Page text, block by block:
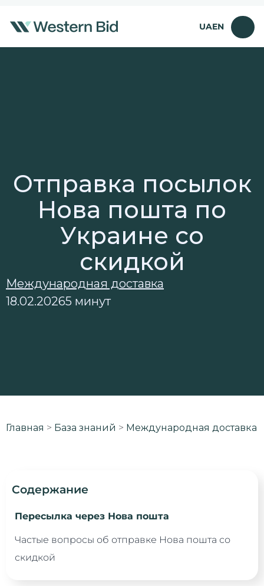
UAEN
Отправка посылок
Нова пошта по
Украине со
скидкой
Международная доставка
18.02.20265 минут
Главная > База знаний > Международная доставка
Содержание
Пересылка через Нова пошта
Частые вопросы об отправке Нова пошта со
скидкой